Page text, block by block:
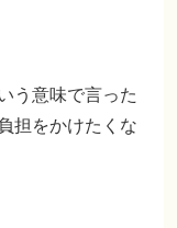
う意味で言った
担をかけたくな